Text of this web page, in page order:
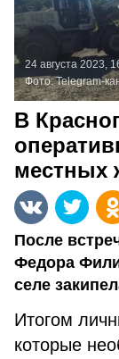
24 августа 2023,
Фото:Telegram-
В
местных
После
Федора
селе
Итогом
которые